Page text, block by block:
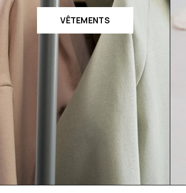
VÊTEMENTS